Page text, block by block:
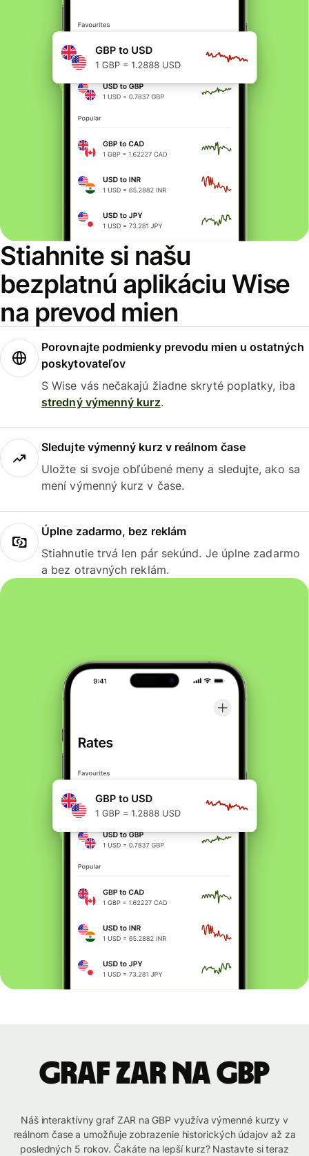
Stiahnite si našu
bezplatnú aplikáciu Wise
na prevod mien
Porovnajte podmienky prevodu mien u ostatných
poskytovateľov
S Wise vás nečakajú žiadne skryté poplatky, iba
stredný výmenný kurz.
Sledujte výmenný kurz v reálnom čase
Uložte si svoje obľúbené meny a sledujte, ako sa
mení výmenný kurz v čase.
Úplne zadarmo, bez reklám
Stiahnutie trvá len pár sekúnd. Je úplne zadarmo
a bez otravných reklám.
graf ZAR na GBP
Náš interaktívny graf ZAR na GBP využíva výmenné kurzy v
reálnom čase a umožňuje zobrazenie historických údajov až za
posledných 5 rokov. Čakáte na lepší kurz? Nastavte si teraz